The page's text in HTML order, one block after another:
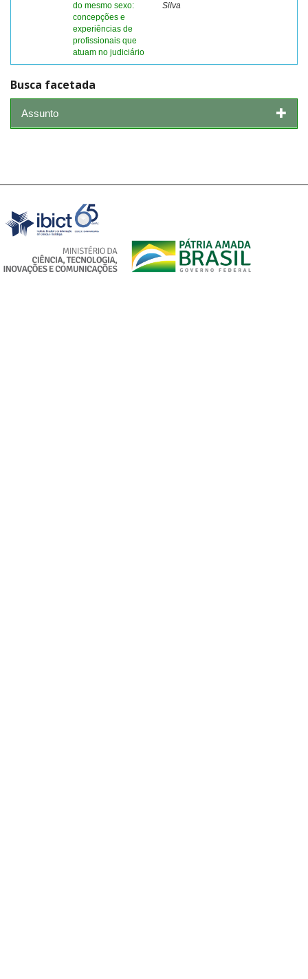
do mesmo sexo:
concepções e
experiências de
profissionais que
atuam no judiciário
Silva
Busca facetada
Assunto